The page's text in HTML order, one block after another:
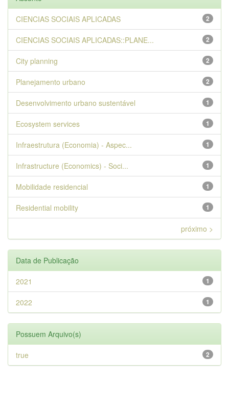
2
CIENCIAS SOCIAIS APLICADAS
2
CIENCIAS SOCIAIS APLICADAS::PLANE...
2
City planning
2
Planejamento urbano
1
Desenvolvimento urbano sustentável
1
Ecosystem services
1
Infraestrutura (Economia) - Aspec...
1
Infrastructure (Economics) - Soci...
1
Mobilidade residencial
1
Residential mobility
próximo >
Data de Publicação
1
2021
1
2022
Possuem Arquivo(s)
2
true